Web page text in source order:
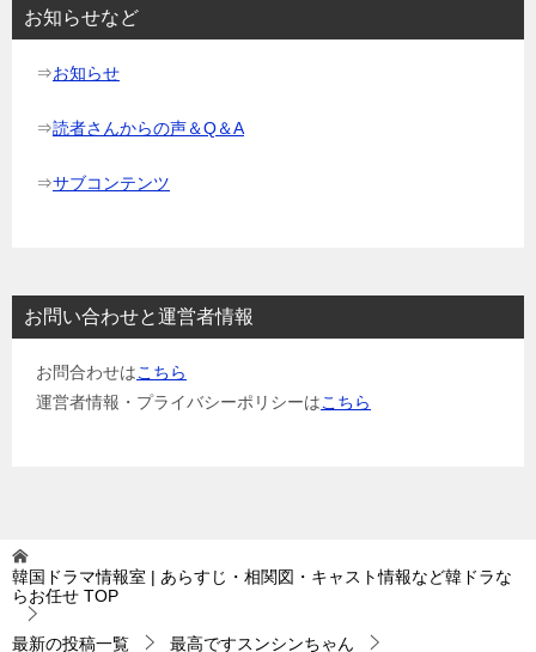
ョ
お知らせなど
⇒お知らせ
⇒読者さんからの声＆Q＆A
⇒サブコンテンツ
お問い合わせと運営者情報
お問合わせはこちら
運営者情報・プライバシーポリシーはこちら
韓国ドラマ情報室 | あらすじ・相関図・キャスト情報など韓ドラな
らお任せ TOP
最新の投稿一覧 最高ですスンシンちゃん